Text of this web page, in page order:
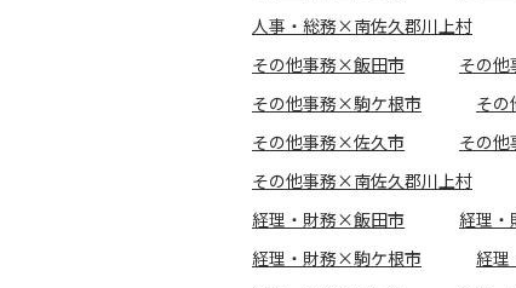
人事・総務×南佐久郡川上村
その他事務×飯田市
その
その他事務×駒ケ根市
そ
その他事務×佐久市
その
その他事務×南佐久郡川上村
経理・財務×飯田市
経理
経理・財務×駒ケ根市
経理